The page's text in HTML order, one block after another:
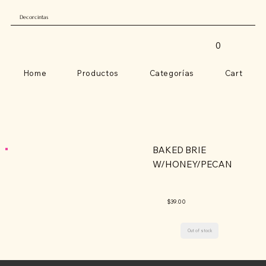
Decorcintas
Home Productos Categorías Cart
0
Out of stock
BAKED BRIE
W/HONEY/PECAN
$39.00